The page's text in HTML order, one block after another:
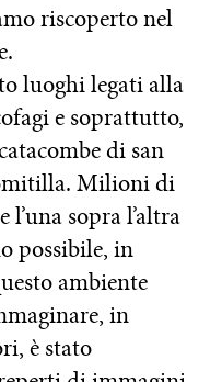
riscoperto nel
luoghi legati alla
e soprattutto,
di san
Milioni di
sopra l’altra
possibile, in
ambiente
in
è stato